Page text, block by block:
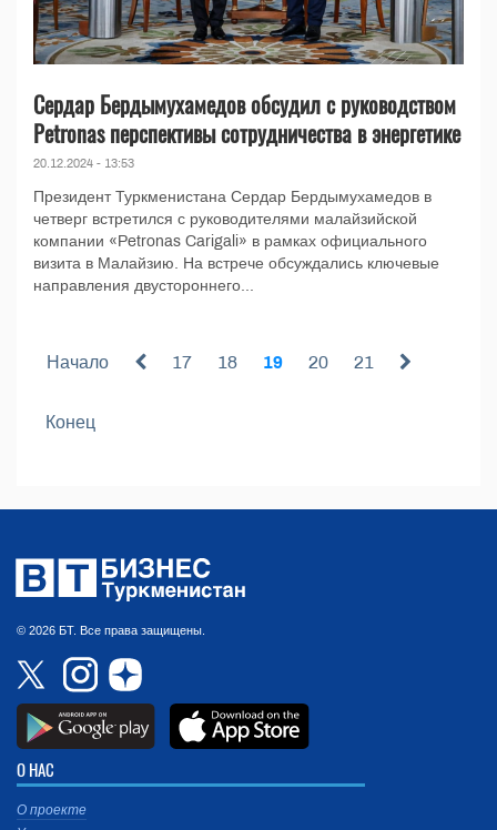
Сердар Бердымухамедов обсудил с руководством
Petronas перспективы сотрудничества в энергетике
20.12.2024 - 13:53
Президент Туркменистана Сердар Бердымухамедов в
четверг встретился с руководителями малайзийской
компании «Petronas Carigali» в рамках официального
визита в Малайзию. На встрече обсуждались ключевые
направления двустороннего...
Начало 17 18 19 20 21
Конец
© 2026 БТ. Все права защищены.
О НАС
О проекте